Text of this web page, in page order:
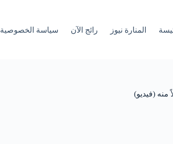
المنارة نيوز رائج الآن سياسة الخصوصية
(فيديو)